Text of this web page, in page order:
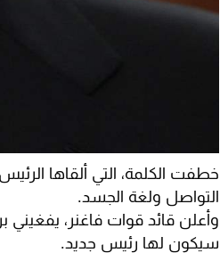
خطفت الكلمة، التي ألقاها
التواصل ولغة الجسد.
وأعلن قائد قوات فاغنر، يفغيني
سيكون لها رئيس جديد.